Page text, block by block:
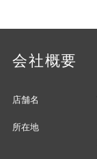
会社概要
店舗名
所在地